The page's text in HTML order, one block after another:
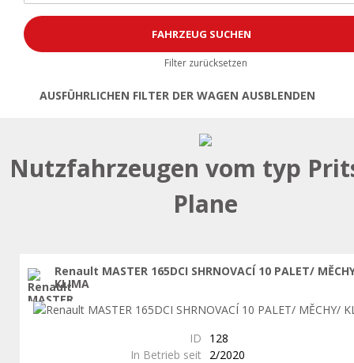
Filter zurücksetzen
AUSFÜHRLICHEN FILTER DER WAGEN AUSBLENDEN
Öffnen | Filter schließen
Nutzfahrzeugen vom typ
Plane
Renault MASTER 165DCI SHRNOVACÍ 10 PALET/
KLIMA
ID
128
In Betrieb seit
2/2020